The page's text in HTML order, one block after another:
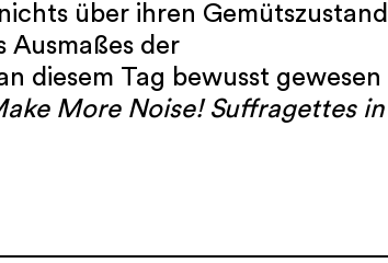
über ihren Gemütszustand
Ausmaßes der
diesem Tag bewusst gewesen
More Noise! Suffragettes in